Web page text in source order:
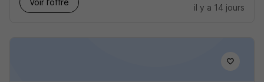
Voir l’offre
il y a 14 jours